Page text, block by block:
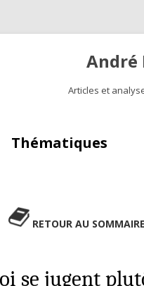
André
Articles et
Thématiques
RETOUR AU
se jugent